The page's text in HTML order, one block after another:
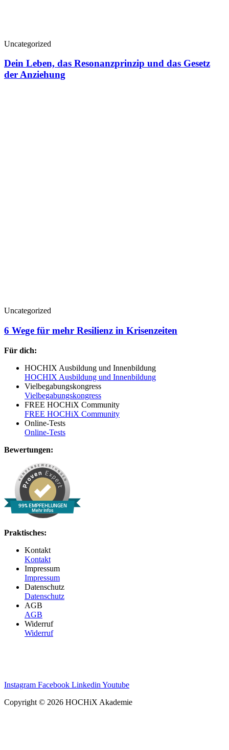
Uncategorized
Dein Leben, das Resonanzprinzip und das Gesetz
der Anziehung
Uncategorized
6 Wege für mehr Resilienz in Krisenzeiten
Für dich:
HOCHIX Ausbildung und Innenbildung
HOCHIX Ausbildung und Innenbildung
Vielbegabungskongress
Vielbegabungskongress
FREE HOCHiX Community
FREE HOCHiX Community
Online-Tests
Online-Tests
Bewertungen:
99% EMPFEHLUNGEN
Mehr Infos
Praktisches:
Kontakt
Kontakt
Impressum
Impressum
Datenschutz
Datenschutz
AGB
AGB
Widerruf
Widerruf
Instagram Facebook Linkedin Youtube
Copyright © 2026 HOCHiX Akademie